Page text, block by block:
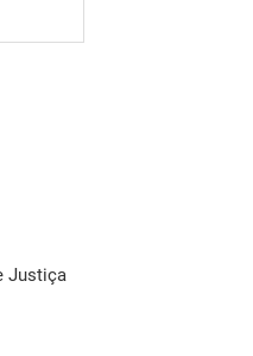
Justiça